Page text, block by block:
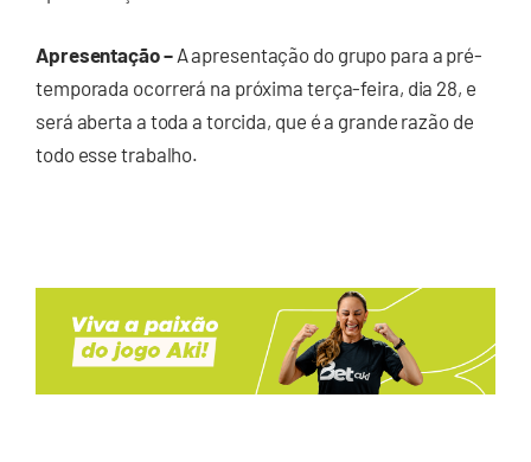
Apresentação – A apresentação do grupo para a pré-
temporada ocorrerá na próxima terça-feira, dia 28, e
será aberta a toda a torcida, que é a grande razão de
todo esse trabalho.